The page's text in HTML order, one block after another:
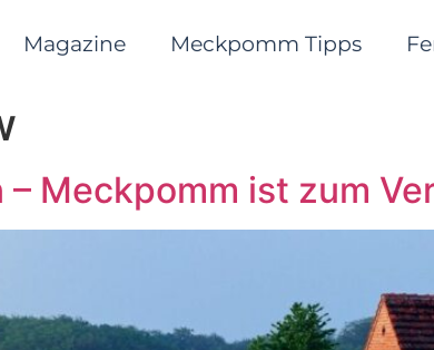
Magazine Meckpomm Tipps
Meckpomm ist zum